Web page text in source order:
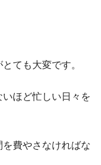
ても大変です。
ほど忙しい日々を
費やさなければな